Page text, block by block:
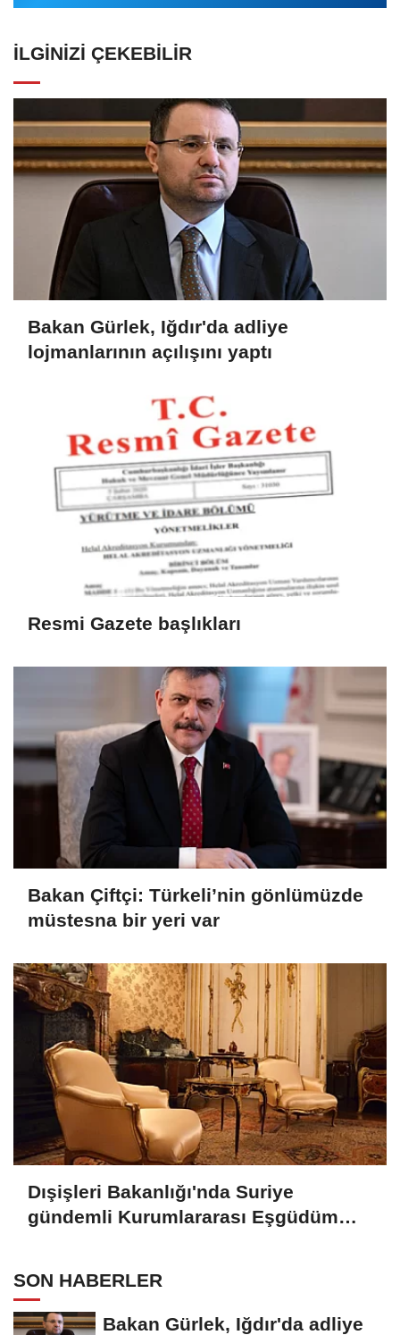
İLGINIZI ÇEKEBILIR
Bakan Gürlek, Iğdır'da adliye
lojmanlarının açılışını yaptı
Resmi Gazete başlıkları
Bakan Çiftçi: Türkeli’nin gönlümüzde
müstesna bir yeri var
Dışişleri Bakanlığı'nda Suriye
gündemli Kurumlararası Eşgüdüm
SON HABERLER
Bakan Gürlek, Iğdır'da adliye